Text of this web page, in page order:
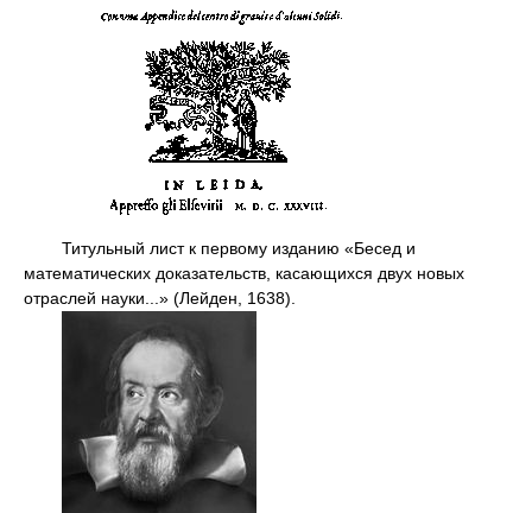
Титульный лист к первому изданию «Бесед и
математических доказательств, касающихся двух новых
отраслей науки...» (Лейден, 1638).